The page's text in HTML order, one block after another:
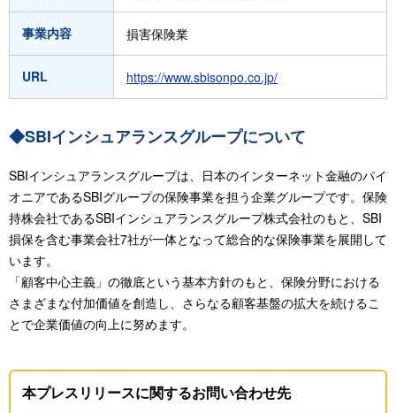
事業内容 損害保険業
URL https://www.sbisonpo.co.jp/
◆SBIインシュアランスグループについて
SBIインシュアランスグループは、日本のインターネット金融のパイ
オニアであるSBIグループの保険事業を担う企業グループです。保険
持株会社であるSBIインシュアランスグループ株式会社のもと、SBI
損保を含む事業会社7社が一体となって総合的な保険事業を展開して
います。
「顧客中心主義」の徹底という基本方針のもと、保険分野における
さまざまな付加価値を創造し、さらなる顧客基盤の拡大を続けるこ
とで企業価値の向上に努めます。
本プレスリリースに関するお問い合わせ先